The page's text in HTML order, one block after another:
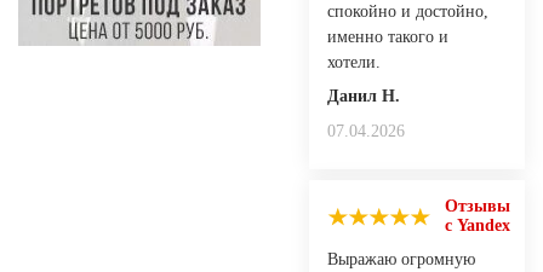
спокойно и достойно,
именно такого и
хотели.
Данил Н.
07.04.2026
Отзывы
с Yandex
Выражаю огромную